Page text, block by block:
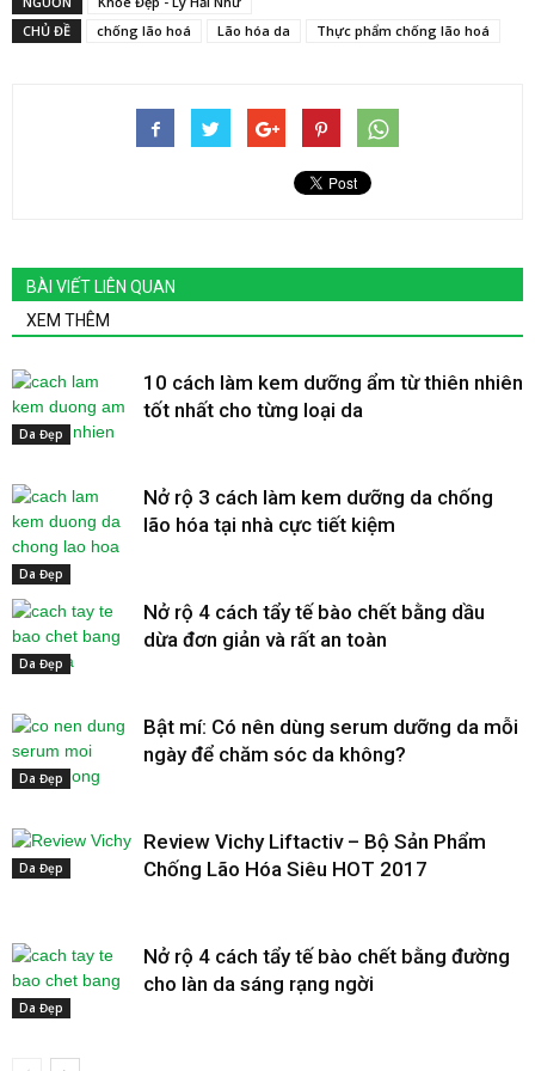
CHỦ ĐỀ
chống lão hoá Lão hóa da Thực phẩm chống lão hoá
BÀI VIẾT LIÊN QUAN
XEM THÊM
Da Đẹp
10 cách làm kem dưỡng ẩm từ thiên nhiên
tốt nhất cho từng loại da
Da Đẹp
Nở rộ 3 cách làm kem dưỡng da chống
lão hóa tại nhà cực tiết kiệm
Da Đẹp
Nở rộ 4 cách tẩy tế bào chết bằng dầu
dừa đơn giản và rất an toàn
Da Đẹp
Bật mí: Có nên dùng serum dưỡng da mỗi
ngày để chăm sóc da không?
Da Đẹp
Review Vichy Liftactiv – Bộ Sản Phẩm
Chống Lão Hóa Siêu HOT 2017
Da Đẹp
Nở rộ 4 cách tẩy tế bào chết bằng đường
cho làn da sáng rạng ngời